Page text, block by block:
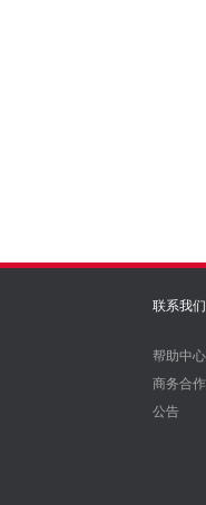
联系我们
帮助中心
商务合作
公告